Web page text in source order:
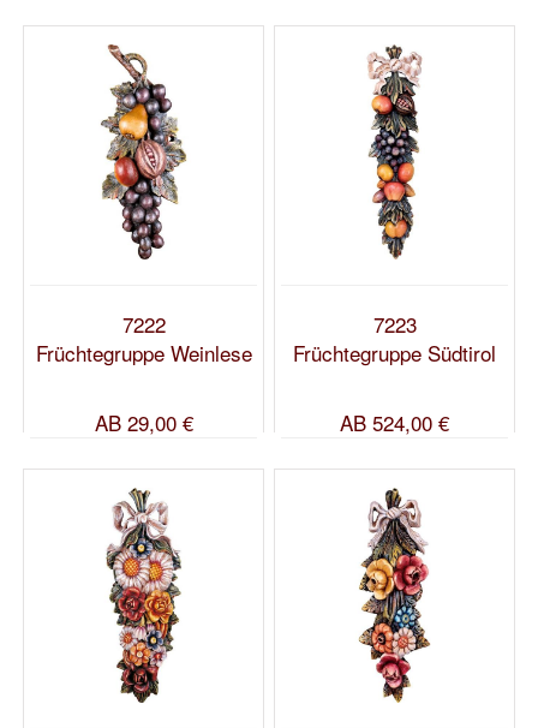
7222
Früchtegruppe Weinlese
AB29,00 €
7223
Früchtegruppe Südtirol
AB 524,00 €